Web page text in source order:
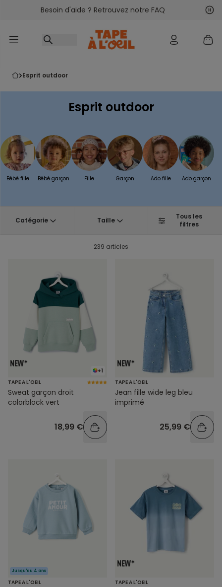
Accéder au contenu
Besoin d'aide ? Retrouvez notre FAQ
esprit outdoor
Esprit outdoor
Bébé fille Bébé garçon Fille Garçon Ado fille Ado garçon
Catégorie Taille
Tous les
filtres
239 articles
+1
TAPE A L'OEIL
Sweat garçon droit
colorblock vert
18,99 €
TAPE A L'OEIL
Jean fille wide leg bleu
imprimé
25,99 €
Jusqu'au 4 ans
TAPE A L'OEIL TAPE A L'OEIL